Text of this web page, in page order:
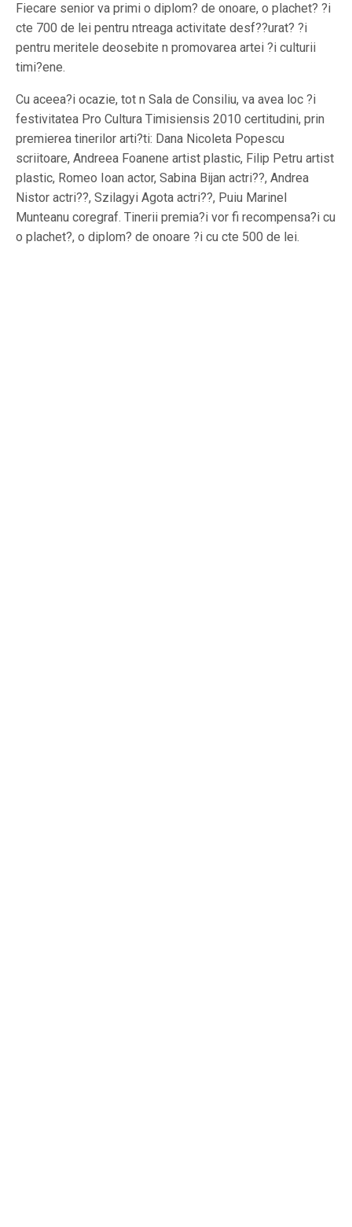
Fiecare senior va primi o diplom? de onoare, o plachet? ?i
cte 700 de lei pentru ntreaga activitate desf??urat? ?i
pentru meritele deosebite n promovarea artei ?i culturii
timi?ene.
Cu aceea?i ocazie, tot n Sala de Consiliu, va avea loc ?i
festivitatea Pro Cultura Timisiensis 2010 certitudini, prin
premierea tinerilor arti?ti: Dana Nicoleta Popescu
scriitoare, Andreea Foanene artist plastic, Filip Petru artist
plastic, Romeo Ioan actor, Sabina Bijan actri??, Andrea
Nistor actri??, Szilagyi Agota actri??, Puiu Marinel
Munteanu coregraf. Tinerii premia?i vor fi recompensa?i cu
o plachet?, o diplom? de onoare ?i cu cte 500 de lei.